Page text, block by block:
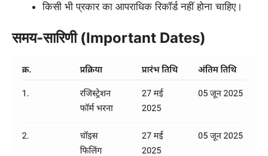
किसी भी प्रकार का आपराधिक रिकॉर्ड नहीं होना चाहिए।
समय-सारिणी (Important Dates)